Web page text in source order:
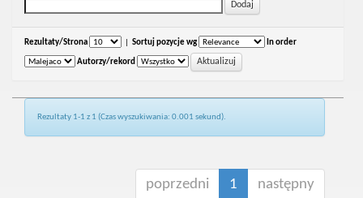
Rezultaty/Strona Sortuj pozycje wg In order
Autorzy/rekord
Rezultaty 1-1 z 1 (Czas wyszukiwania: 0.001 sekund).
poprzedni 1 następny